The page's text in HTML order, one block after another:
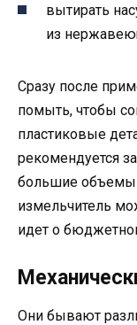
вытирать
из
Сразу после
помыть, чтобы
пластиковые
рекомендуется
большие объемы
измельчитель
идет о
Они бывают